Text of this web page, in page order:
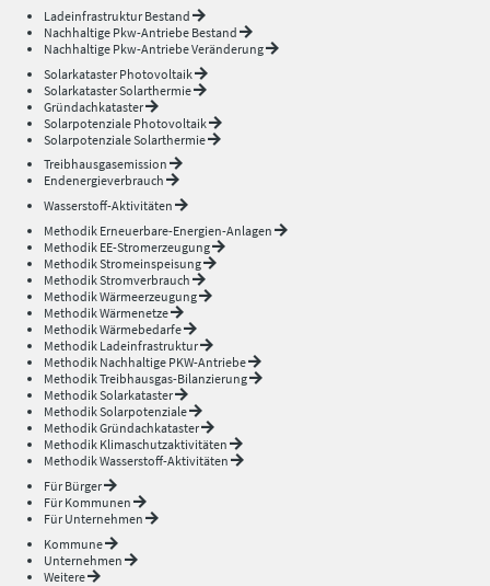
Ladeinfrastruktur Bestand
Nachhaltige Pkw-Antriebe Bestand
Nachhaltige Pkw-Antriebe Veränderung
Solarkataster Photovoltaik
Solarkataster Solarthermie
Gründachkataster
Solarpotenziale Photovoltaik
Solarpotenziale Solarthermie
Treibhausgasemission
Endenergieverbrauch
Wasserstoff-Aktivitäten
Methodik Erneuerbare-Energien-Anlagen
Methodik EE-Stromerzeugung
Methodik Stromeinspeisung
Methodik Stromverbrauch
Methodik Wärmeerzeugung
Methodik Wärmenetze
Methodik Wärmebedarfe
Methodik Ladeinfrastruktur
Methodik Nachhaltige PKW-Antriebe
Methodik Treibhausgas-Bilanzierung
Methodik Solarkataster
Methodik Solarpotenziale
Methodik Gründachkataster
Methodik Klimaschutzaktivitäten
Methodik Wasserstoff-Aktivitäten
Für Bürger
Für Kommunen
Für Unternehmen
Kommune
Unternehmen
Weitere